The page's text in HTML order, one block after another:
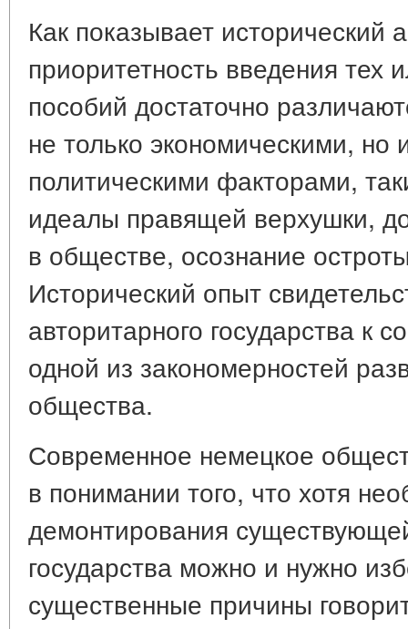
Как показывает исторический
приоритетность введения тех
пособий достаточно
не только экономическими, но
политическими факторами,
идеалы правящей верхушки,
в обществе, осознание
Исторический опыт
авторитарного государства к
одной из закономерностей
общества.
Современное немецкое
в понимании того, что хотя
демонтирования
государства можно и нужно
существенные причины